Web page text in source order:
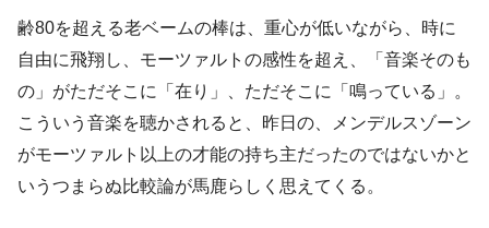
齢80を超える老ベームの棒は、重心が低いながら、時に
自由に飛翔し、モーツァルトの感性を超え、「音楽そのも
の」がただそこに「在り」、ただそこに「鳴っている」。
こういう音楽を聴かされると、昨日の、メンデルスゾーン
がモーツァルト以上の才能の持ち主だったのではないかと
いうつまらぬ比較論が馬鹿らしく思えてくる。